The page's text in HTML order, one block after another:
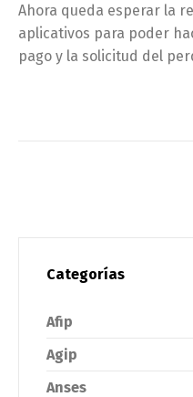
Ahora queda esperar la
aplicativos para poder
pago y la solicitud del
Categorías
Afip
Agip
Anses